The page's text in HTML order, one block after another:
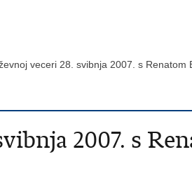
veceri 28. svibnja 2007. s
2007. s